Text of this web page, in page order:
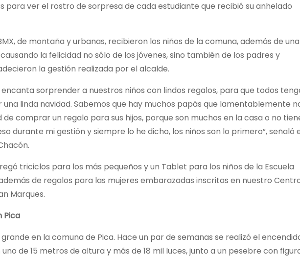
para ver el rostro de sorpresa de cada estudiante que recibió su anhelado
de montaña y urbanas, recibieron los niños de la comuna, además de una
la felicidad no sólo de los jóvenes, sino también de los padres y
la gestión realizada por el alcalde.
sorprender a nuestros niños con lindos regalos, para que todos
linda navidad. Sabemos que hay muchos papás que lamentablemente
comprar un regalo para sus hijos, porque son muchos en la casa o no
durante mi gestión y siempre lo he dicho, los niños son lo primero”, señaló
triciclos para los más pequeños y un Tablet para los niños de la Escuela
de regalos para las mujeres embarazadas inscritas en nuestro
Marques.
Pica
grande en la comuna de Pica. Hace un par de semanas se realizó el
de 15 metros de altura y más de 18 mil luces, junto a un pesebre con